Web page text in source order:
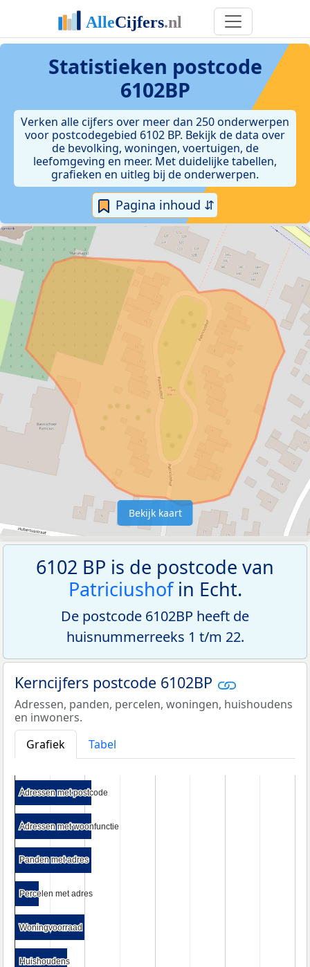
Statistieken postcode
6102BP
Verken alle cijfers over meer dan 250 onderwerpen
voor postcodegebied 6102 BP. Bekijk de data over
de bevolking, woningen, voertuigen, de
leefomgeving en meer. Met duidelijke tabellen,
grafieken en uitleg bij de onderwerpen.
Pagina inhoud ⇵
Bekijk kaart
6102 BP is de postcode van
Patriciushofin Echt.
De postcode 6102BP heeft de
huisnummerreeks 1 t/m 22.
Kerncijfers postcode 6102BP
Adressen, panden, percelen, woningen, huishoudens
en inwoners.
Grafiek
Tabel
Adressen met postcode
Adressen met postcode
Adressen met woonfunctie
Adressen met woonfunctie
Panden met adres
Panden met adres
Percelen met adres
Percelen met adres
Woningvoorraad
Woningvoorraad
Huishoudens
Huishoudens